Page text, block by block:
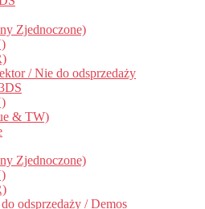
Zjednoczone)
/ Nie do odsprzedaży
& TW)
Zjednoczone)
odsprzedaży / Demos